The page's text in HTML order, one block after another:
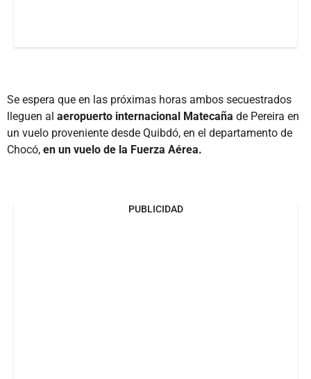
Se espera que en las próximas horas ambos secuestrados
lleguen al aeropuerto internacional Matecaña de Pereira en
un vuelo proveniente desde Quibdó, en el departamento de
Chocó, en un vuelo de la Fuerza Aérea.
PUBLICIDAD